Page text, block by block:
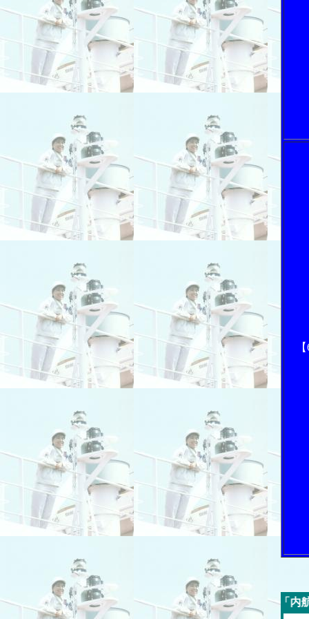
今週の「内航海運新聞